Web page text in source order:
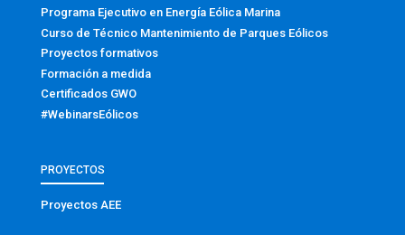
Programa Ejecutivo en Energía Eólica Marina
Curso de Técnico Mantenimiento de Parques Eólicos
Proyectos formativos
Formación a medida
Certificados GWO
#WebinarsEólicos
PROYECTOS
Proyectos AEE